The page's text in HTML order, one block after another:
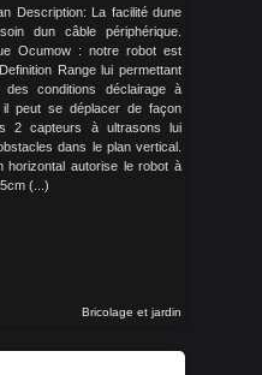
Description: La facilité dune
dun câble périphérique.
Ocumow : notre robot est
Range lui permettant
conditions déclairage à
peut se déplacer de façon
2 capteurs à ultrasons lui
dans le plan vertical.
autorise le robot à
(...)
Bricolage et jardin